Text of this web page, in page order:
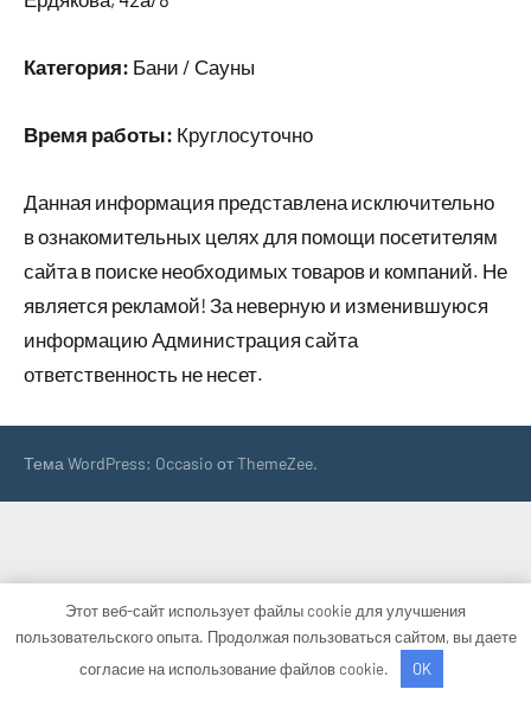
Категория: Бани / Сауны
Время работы: Круглосуточно
Данная информация представлена исключительно
в ознакомительных целях для помощи посетителям
сайта в поиске необходимых товаров и компаний. Не
является рекламой! За неверную и изменившуюся
информацию Администрация сайта
ответственность не несет.
Тема WordPress: Occasio от ThemeZee.
Этот веб-сайт использует файлы cookie для улучшения
пользовательского опыта. Продолжая пользоваться сайтом, вы даете
согласие на использование файлов cookie.
OK